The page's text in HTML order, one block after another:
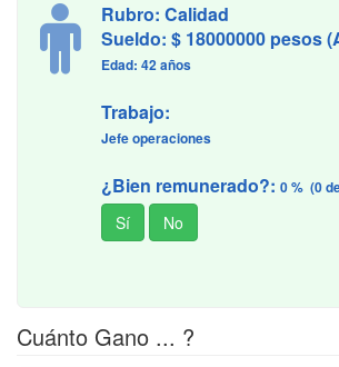
Rubro: Calidad
Sueldo: $ 18000000 pesos
Edad: 42 años
Trabajo:
Jefe operaciones
¿Bien remunerado?: 0 % (0
Cuánto Gano ... ?